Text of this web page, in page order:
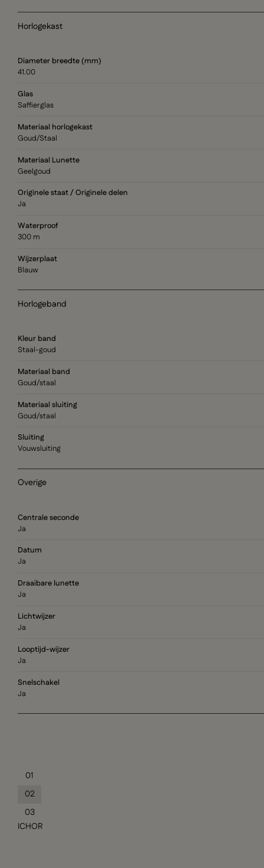
Horlogekast
Diameter breedte (mm)
41.00
Glas
Saffierglas
Materiaal horlogekast
Goud/Staal
Materiaal Lunette
Geelgoud
Originele staat / Originele delen
Ja
Waterproof
300 m
Wijzerplaat
Blauw
Horlogeband
Kleur band
Staal-goud
Materiaal band
Goud/staal
Materiaal sluiting
Goud/staal
Sluiting
Vouwsluiting
Overige
Centrale seconde
Ja
Datum
Ja
Draaibare lunette
Ja
Lichtwijzer
Ja
Looptijd-wijzer
Ja
Snelschakel
Ja
01
02
03
ICHOR